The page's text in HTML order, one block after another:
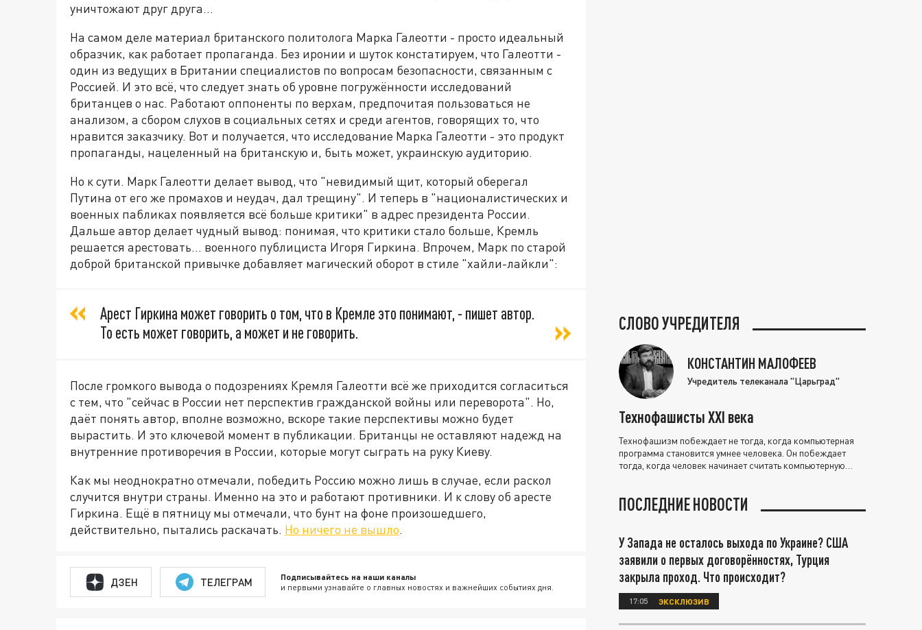
уничтожают друг друга...
На самом деле материал британского политолога Марка Галеотти - просто идеальный
образчик, как работает пропаганда. Без иронии и шуток констатируем, что Галеотти -
один из ведущих в Британии специалистов по вопросам безопасности, связанным с
Россией. И это всё, что следует знать об уровне погружённости исследований
британцев о нас. Работают оппоненты по верхам, предпочитая пользоваться не
анализом, а сбором слухов в социальных сетях и среди агентов, говорящих то, что
нравится заказчику. Вот и получается, что исследование Марка Галеотти - это продукт
пропаганды, нацеленный на британскую и, быть может, украинскую аудиторию.
Но к сути. Марк Галеотти делает вывод, что "невидимый щит, который оберегал
Путина от его же промахов и неудач, дал трещину". И теперь в "националистических и
военных пабликах появляется всё больше критики" в адрес президента России.
Дальше автор делает чудный вывод: понимая, что критики стало больше, Кремль
решается арестовать... военного публициста Игоря Гиркина. Впрочем, Марк по старой
доброй британской привычке добавляет магический оборот в стиле "хайли-лайкли":
Арест Гиркина может говорить о том, что в Кремле это понимают, - пишет автор.
То есть может говорить, а может и не говорить.
После громкого вывода о подозрениях Кремля Галеотти всё же приходится согласиться
с тем, что "сейчас в России нет перспектив гражданской войны или переворота". Но,
даёт понять автор, вполне возможно, вскоре такие перспективы можно будет
вырастить. И это ключевой момент в публикации. Британцы не оставляют надежд на
внутренние противоречия в России, которые могут сыграть на руку Киеву.
Как мы неоднократно отмечали, победить Россию можно лишь в случае, если раскол
случится внутри страны. Именно на это и работают противники. И к слову об аресте
Гиркина. Ещё в пятницу мы отмечали, что бунт на фоне произошедшего,
действительно, пытались раскачать. Но ничего не вышло.
ДЗЕН ТЕЛЕГРАМ Подписывайтесь на наши каналы
и первыми узнавайте о главных новостях и важнейших событиях дня.
СЛОВО УЧРЕДИТЕЛЯ
КОНСТАНТИН МАЛОФЕЕВ
Учредитель телеканала "Царьград"
Технофашисты XXI века
Технофашизм побеждает не тогда, когда компьютерная
программа становится умнее человека. Он побеждает
тогда, когда человек начинает считать компьютерную
ПОСЛЕДНИЕ НОВОСТИ
У Запада не осталось выхода по Украине? США
заявили о первых договорённостях, Турция
закрыла проход. Что происходит?
17:05 ЭКСКЛЮЗИВ